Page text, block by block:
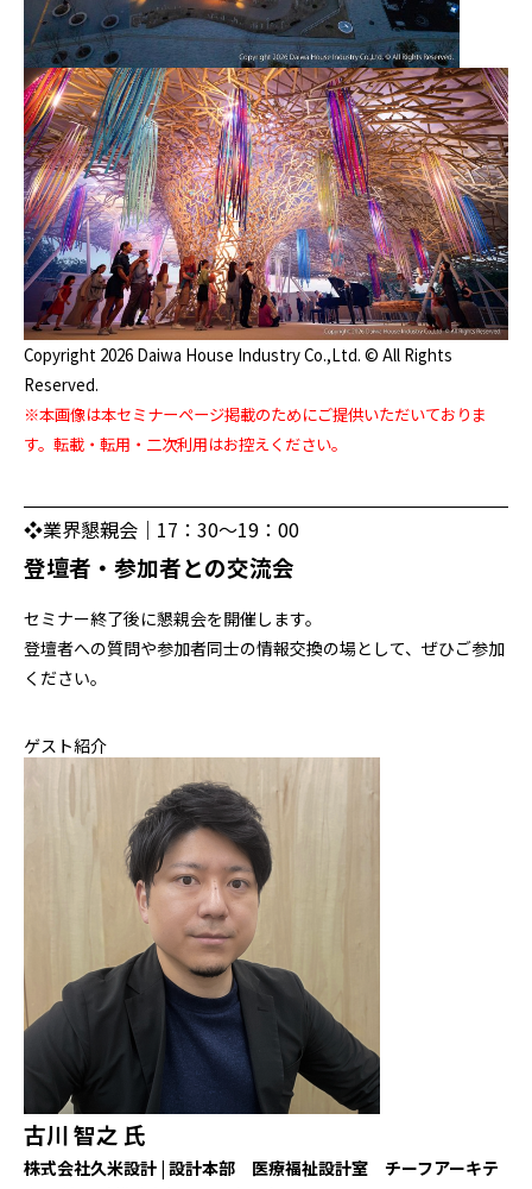
Copyright 2026 Daiwa House Industry Co.,Ltd. © All Rights
Reserved.
※本画像は本セミナーページ掲載のためにご提供いただいておりま
す。転載・転用・二次利用はお控えください。
❖業界懇親会｜17：30～19：00
登壇者・参加者との交流会
セミナー終了後に懇親会を開催します。
登壇者への質問や参加者同士の情報交換の場として、ぜひご参加
ください。
ゲスト紹介
古川 智之 氏
株式会社久米設計 | 設計本部 医療福祉設計室 チーフアーキテ